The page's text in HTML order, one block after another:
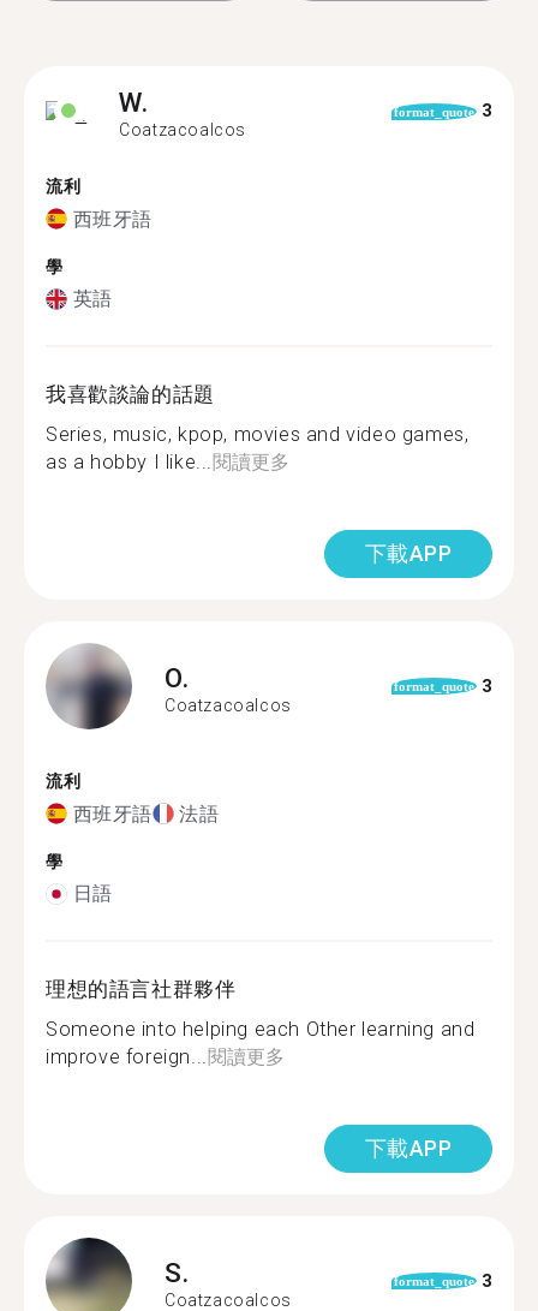
W.
Coatzacoalcos
format_quote 3
流利
西班牙語
學
英語
我喜歡談論的話題
Series, music, kpop, movies and video games,
as a hobby I like...閱讀更多
下載APP
O.
Coatzacoalcos
format_quote 3
流利
西班牙語 法語
學
日語
理想的語言社群夥伴
Someone into helping each Other learning and
improve foreign...閱讀更多
下載APP
S.
Coatzacoalcos
format_quote 3